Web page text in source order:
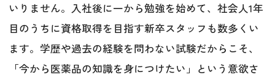
いりません。入社後に一から勉強を始めて、社会人1年
目のうちに資格取得を目指す新卒スタッフも数多くい
ます。学歴や過去の経験を問わない試験だからこそ、
「今から医薬品の知識を身につけたい」という意欲さ